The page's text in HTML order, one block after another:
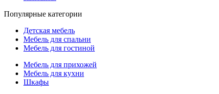
Популярные категории
Детская мебель
Мебель для спальни
Мебель для гостиной
Мебель для прихожей
Мебель для кухни
Шкафы